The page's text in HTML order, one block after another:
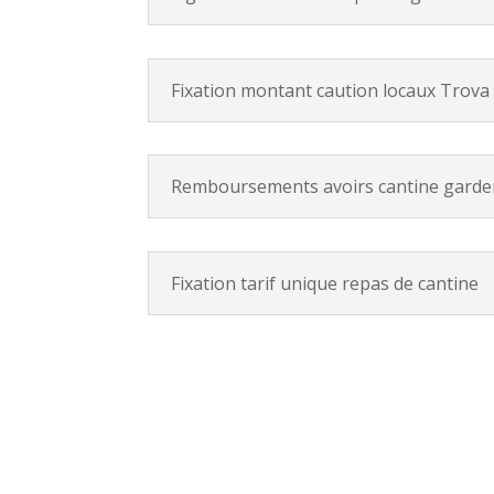
Fixation montant caution locaux Trova
Remboursements avoirs cantine
Fixation tarif unique repas de cantine